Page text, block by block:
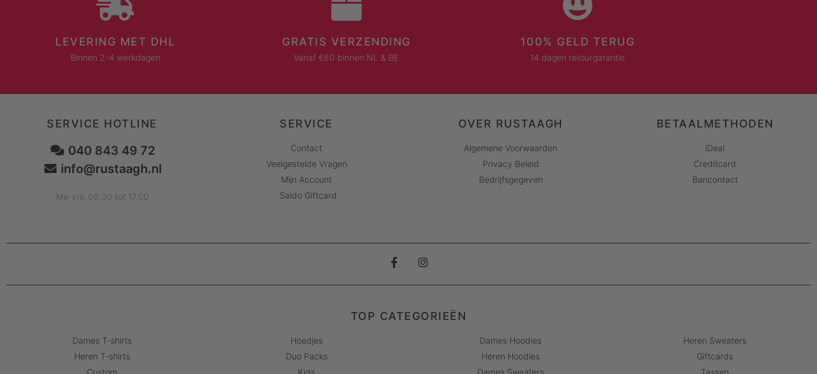
LEVERING MET DHL
Binnen 2-4 werkdagen
GRATIS VERZENDING
Vanaf €60 binnen NL & BE
100% GELD TERUG
14 dagen retourgarantie
SERVICE HOTLINE
040 843 49 72
info@rustaagh.nl
Ma-vrij: 08:30 tot 17.00
SERVICE
Contact
Veelgestelde Vragen
Mijn Account
Saldo Giftcard
OVER RUSTAAGH
Algemene Voorwaarden
Privacy Beleid
Bedrijfsgegeven
BETAALMETHODEN
iDeal
Creditcard
Bancontact
TOP CATEGORIEËN
Dames T-shirts
Heren T-shirts
Hoedjes
Duo Packs
Dames Hoodies
Heren Hoodies
Heren Sweaters
Giftcards